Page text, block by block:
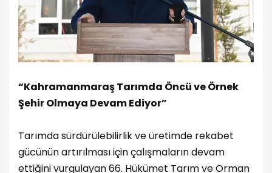
“Kahramanmaraş Tarımda Öncü ve Örnek
Şehir Olmaya Devam Ediyor”
Tarımda sürdürülebilirlik ve üretimde rekabet
gücünün artırılması için çalışmaların devam
ettiğini vurgulayan 66. Hükümet Tarım ve Orman